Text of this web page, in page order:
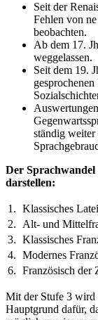
Seit der
Fehlen von
beobachten.
Ab dem 17.
weggelassen.
Seit dem 19.
ständig weiter
Der Sprachwandel
darstellen:
1. Klassisches
2.
Alt- und
3. Klassisches
4. Modernes
6. Französisch der
Mit der Stufe 3 wird
Hauptgrund dafür,